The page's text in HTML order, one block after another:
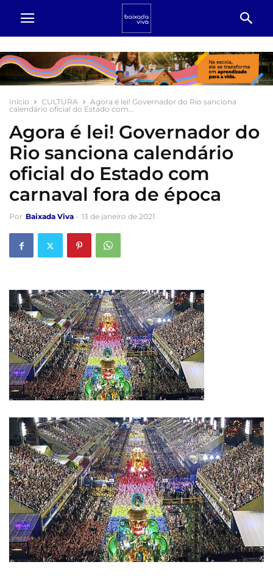
Início CULTURA
Agora é lei! Governador do Rio sanciona
calendário oficial do Estado com...
Agora é lei! Governador do
Rio sanciona calendário
oficial do Estado com
carnaval fora de época
Por Baixada Viva - 13 de janeiro de 2021